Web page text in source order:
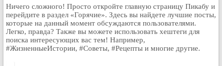
Дело
Организации
Объявления
Рейтинг сайтов
Ничего сложного! Просто откройте главную страницу Пикабу и
перейдите в раздел «Горячие». Здесь вы найдете лучшие посты,
которые на данный момент обсуждаются пользователями.
Легко, правда? Также вы можете использовать хештеги для
поиска интересующих вас тем! Например,
#ЖизненныеИстории, #Советы, #Рецепты и многие другие.